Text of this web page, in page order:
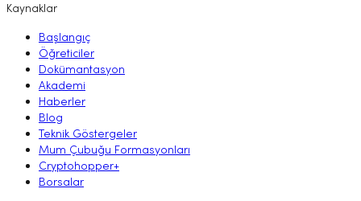
Kaynaklar
Başlangıç
Öğreticiler
Dokümantasyon
Akademi
Haberler
Blog
Teknik Göstergeler
Mum Çubuğu Formasyonları
Cryptohopper+
Borsalar